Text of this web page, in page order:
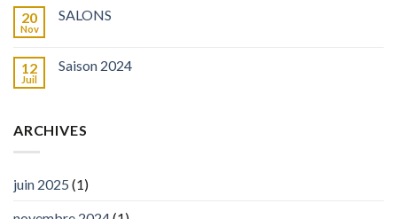
20
Nov
SALONS
12
Juil
Saison 2024
ARCHIVES
juin 2025 (1)